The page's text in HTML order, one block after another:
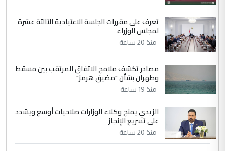
تعرف على مقررات الجلسة الاعتيادية الثالثة عشرة
لمجلس الوزراء
منذ 20 ساعة
مصادر تكشف ملامح الاتفاق المرتقب بين مسقط
وطهران بشأن "مضيق هرمز"
منذ 19 ساعة
الزيدي يمنح وكلاء الوزارات صلاحيات أوسع ويشدد
على تسريع الإنجاز
منذ 20 ساعة